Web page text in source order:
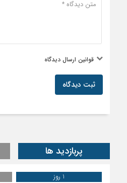
قوانین ارسال دیدگاه
ثبت دیدگاه
پربازدید ها
1 روز